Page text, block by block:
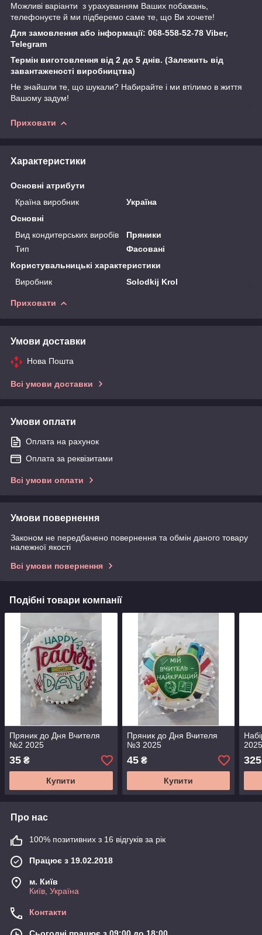
Можливі варіанти з урахуванням Ваших побажань,
телефонуєте й ми підберемо саме те, що Ви хочете!
Для замовлення або інформації: 068-558-52-78 Viber,
Telegram
Термін виготовлення від 2 до 5 днів. (Залежить від
завантаженості виробництва)
Не знайшли те, що шукали? Набирайте і ми втілимо в життя
Вашому задум!
Приховати
Характеристики
Основні атрибути
Країна виробник
Україна
Основні
Вид кондитерських виробів
Пряники
Тип
Фасовані
Користувальницькі характеристики
Виробник
Solodkij Krol
Приховати
Умови доставки
Нова Пошта
Всі умови доставки
Умови оплати
Оплата на рахунок
Оплата за реквізитами
Всі умови оплати
Умови повернення
Законом не передбачено повернення та обмін даного товару
належної якості
Всі умови повернення
Подібні товари компанії
Пряник до Дня Вчителя
№2 2025
35 ₴
Купити
Пряник до Дня Вчителя
№3 2025
45₴
Купити
325
Про нас
100% позитивних з 16 відгуків за рік
Працює з 19.02.2018
м. Київ
Київ, Україна
Контакти